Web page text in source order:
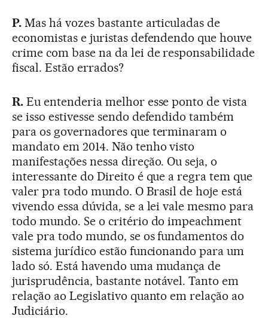
P.Mas há vozes bastante articuladas de
economistas e juristas defendendo que houve
crime com base na da lei de responsabilidade
fiscal. Estão errados?
R.Eu entenderia melhor esse ponto de vista
se isso estivesse sendo defendido também
para os governadores que terminaram o
mandato em 2014. Não tenho visto
manifestações nessa direção. Ou seja, o
interessante do Direito é que a regra tem que
valer pra todo mundo. O Brasil de hoje está
vivendo essa dúvida, se a lei vale mesmo para
todo mundo. Se o critério do impeachment
vale pra todo mundo, se os fundamentos do
sistema jurídico estão funcionando para um
lado só. Está havendo uma mudança de
jurisprudência, bastante notável. Tanto em
relação ao Legislativo quanto em relação ao
Judiciário.